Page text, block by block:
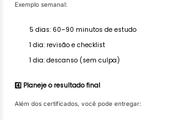
Exemplo semanal:
5 dias: 60–90 minutos de estudo
1 dia: revisão e checklist
1 dia: descanso (sem culpa)
4️⃣ Planeje o resultado final
Além dos certificados, você pode entregar: